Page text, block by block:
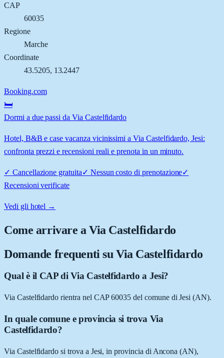
CAP
60035
Regione
Marche
Coordinate
43.5205, 13.2447
Booking.com
🛏️
Dormi a due passi da Via Castelfidardo
Hotel, B&B e case vacanza vicinissimi a Via Castelfidardo, Jesi:
confronta prezzi e recensioni reali e prenota in un minuto.
✓ Cancellazione gratuita✓ Nessun costo di prenotazione✓
Recensioni verificate
Vedi gli hotel →
Come arrivare aVia Castelfidardo
Domande frequenti su Via Castelfidardo
Qual è il CAP di Via Castelfidardo a Jesi?
Via Castelfidardo rientra nel CAP 60035 del comune di Jesi (AN).
In quale comune e provincia si trova Via
Castelfidardo?
Via Castelfidardo si trova a Jesi, in provincia di Ancona (AN),